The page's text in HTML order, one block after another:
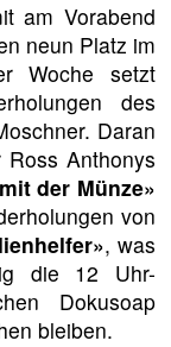
am Vorabend
neun Platz im
Woche setzt
des
Daran
Anthonys
der Münze»
von
, was
die 12 Uhr-
Dokusoap
bleiben.